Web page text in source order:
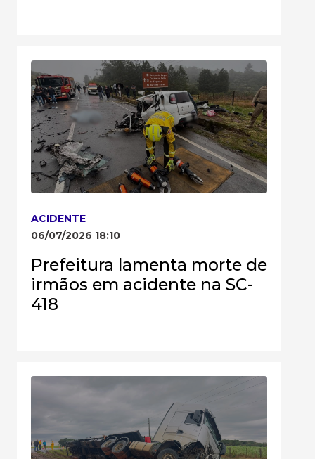
ACIDENTE
06/07/2026 18:10
Prefeitura lamenta morte de
irmãos em acidente na SC-
418